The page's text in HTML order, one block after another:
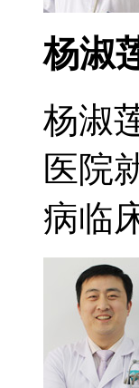
杨淑
杨淑
医院
病临